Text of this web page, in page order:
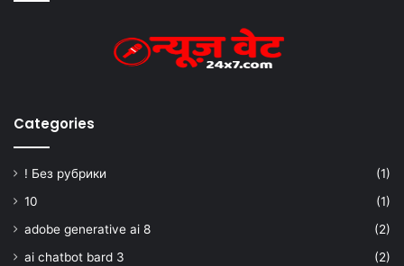
Categories
! Без рубрики
(1)
10
(1)
adobe generative ai 8
(2)
ai chatbot bard 3
(2)